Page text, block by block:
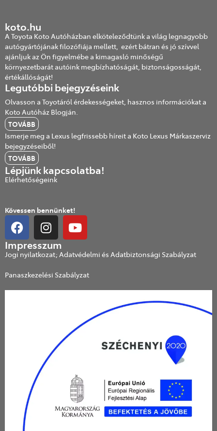
koto.hu
A Toyota Koto Autóházban elköteleződtünk a világ legnagyobb
autógyártójának filozófiája mellett, ezért bátran és jó szívvel
ajánljuk az Ön figyelmébe a kimagasló minőségű
környezetbarát autóink megbízhatóságát, biztonságosságát,
értékállóságát!
Legutóbbi bejegyzéseink
Olvasson a Toyotáról érdekességeket, hasznos információkat a
Koto Autóház Blogján.
TOVÁBB
Ismerje meg a Lexus legfrissebb híreit a Koto Lexus Márkaszerviz
bejegyzéseiből!
TOVÁBB
Lépjünk kapcsolatba!
Elérhetőségeink
Kövessen bennünket!
Impresszum
Jogi nyilatkozat; Adatvédelmi és Adatbiztonsági Szabályzat
Panaszkezelési Szabályzat